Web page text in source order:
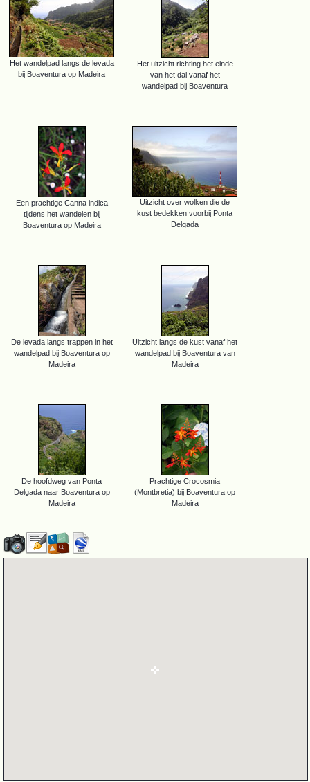
Het wandelpad langs de levada
bij Boaventura op Madeira
Het uitzicht richting het einde
van het dal vanaf het
wandelpad bij Boaventura
Een prachtige Canna indica
tijdens het wandelen bij
Boaventura op Madeira
Uitzicht over wolken die de
kust bedekken voorbij Ponta
Delgada
De levada langs trappen in het
wandelpad bij Boaventura op
Madeira
Uitzicht langs de kust vanaf het
wandelpad bij Boaventura van
Madeira
De hoofdweg van Ponta
Delgada naar Boaventura op
Madeira
Prachtige Crocosmia
(Montbretia) bij Boaventura op
Madeira